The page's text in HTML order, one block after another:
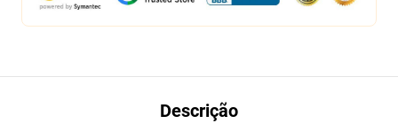
Descrição